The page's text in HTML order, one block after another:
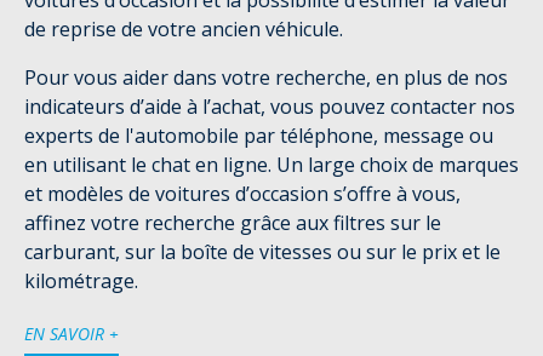
de reprise de votre ancien véhicule.
Pour vous aider dans votre recherche, en plus de nos
indicateurs d’aide à l’achat, vous pouvez contacter nos
experts de l'automobile par téléphone, message ou
en utilisant le chat en ligne. Un large choix de marques
et modèles de voitures d’occasion s’offre à vous,
affinez votre recherche grâce aux filtres sur le
carburant, sur la boîte de vitesses ou sur le prix et le
kilométrage.
EN SAVOIR +